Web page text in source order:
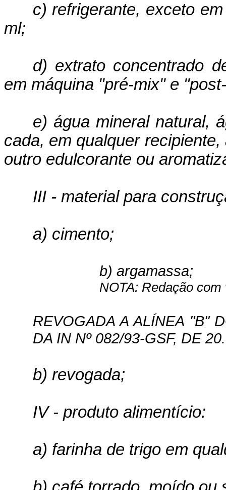
c) refrigerante, exceto
ml;
d) extrato concentrado
em má­quina "pré-mix" e
e) água mineral natural,
cada, em qualquer
outro edulcorante ou
III - material para
a) cimento;
b) argamassa;
NOTA: Redação
REVOGADA A ALÍNEA "B"
DA IN Nº 082/93-GSF, DE
b) revogada;
IV - produto alimentício:
a) farinha de trigo em